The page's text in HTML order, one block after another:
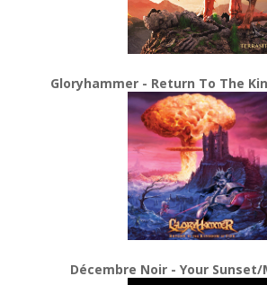
Gloryhammer - Return To The
Décembre Noir - Your Sunset/